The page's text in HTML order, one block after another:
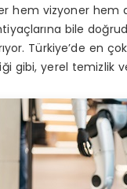
hem vizyoner hem
bile
Türkiye’de en
gibi, yerel temizlik